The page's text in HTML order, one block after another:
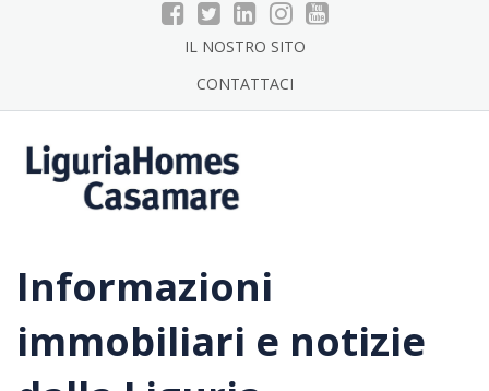
IL NOSTRO SITO
CONTATTACI
Informazioni
immobiliari e notizie